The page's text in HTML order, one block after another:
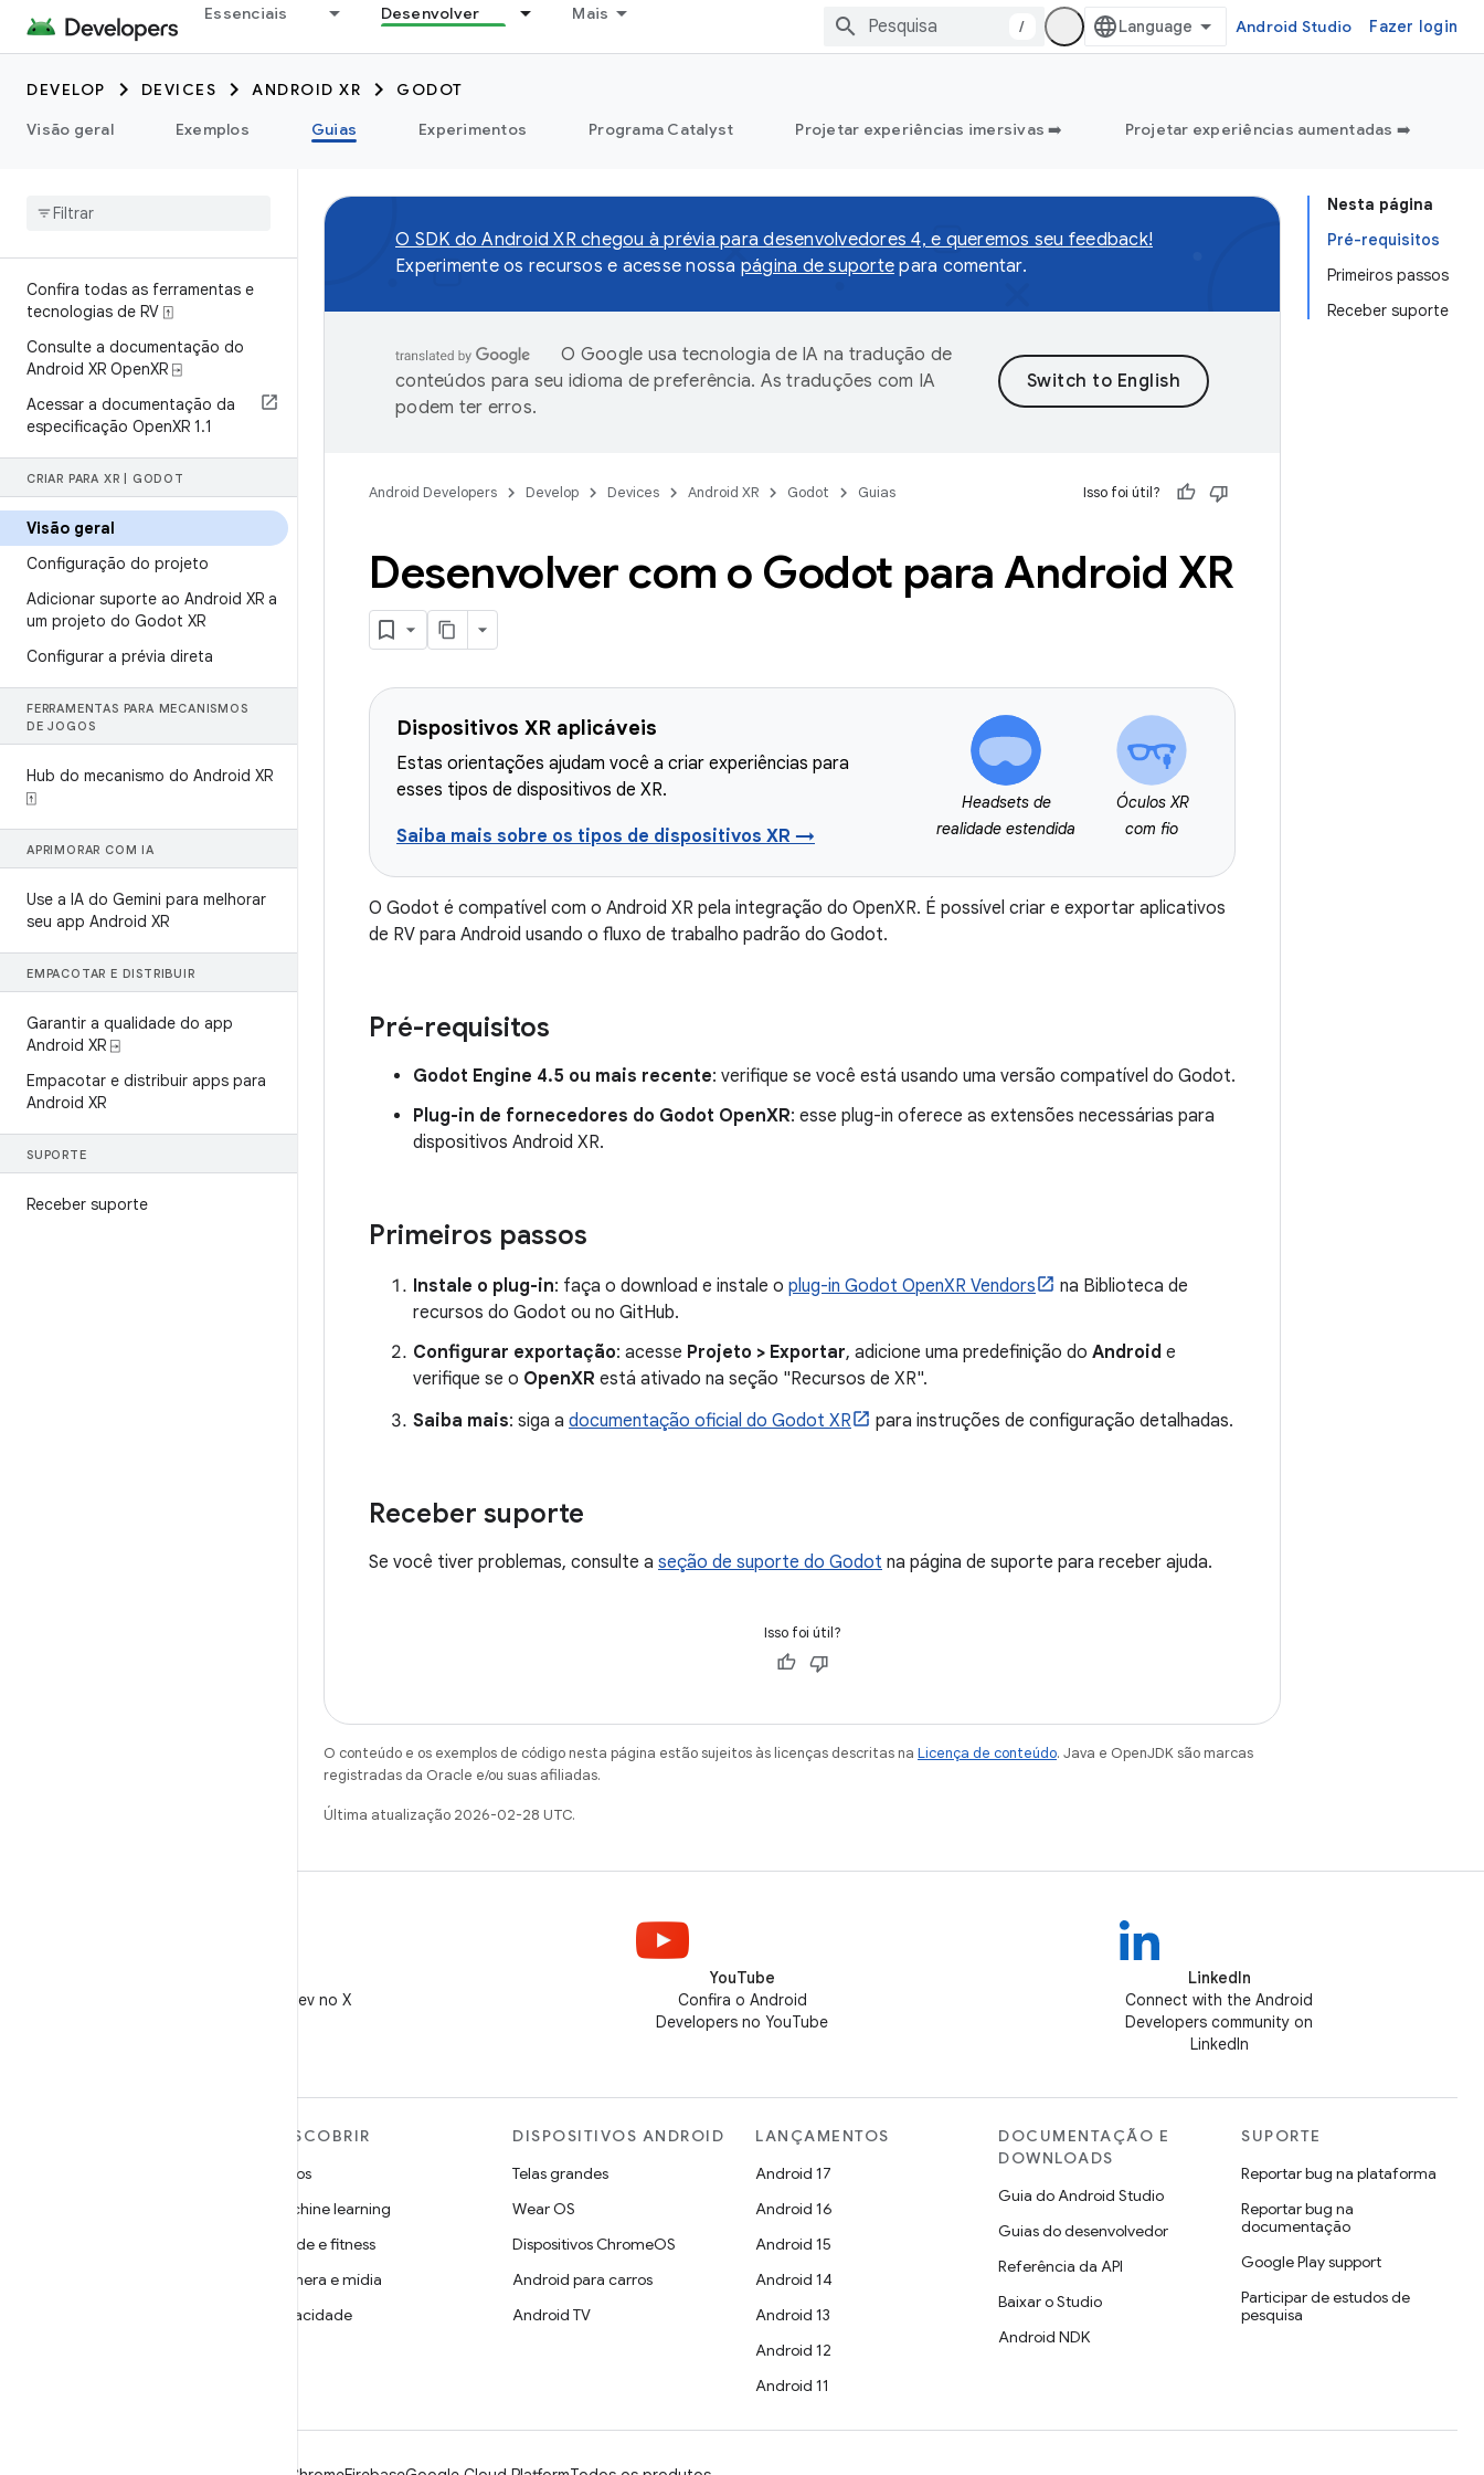
Essenciais Desenvolver Mais
/ Android Studio Fazer login
DEVELOP DEVICES ANDROID XR
GODOT
Visão geral
Exemplos Guias Experimentos Programa Catalyst Projetar experiências imersivas ➡️ Projetar experiências aumentadas ➡️
Confira todas as ferramentas e
tecnologias de RV ⍐
Consulte a documentação do
Android XR OpenXR ⍈
Acessar a documentação da
especificação OpenXR 1.1
CRIAR PARA XR GODOT
Visão geral
Configuração do projeto
Adicionar suporte ao Android XR a
um projeto do Godot XR
Configurar a prévia direta
FERRAMENTAS PARA MECANISMOS
DE JOGOS
Hub do mecanismo do Android XR
⍐
APRIMORAR COM IA
Use a IA do Gemini para melhorar
seu app Android XR
EMPACOTAR E DISTRIBUIR
Garantir a qualidade do app
Android XR ⍈
Empacotar e distribuir apps para
Android XR
SUPORTE
Receber suporte
Nesta página
Pré-requisitos
Primeiros passos
Receber suporte
O SDK do Android XR chegou à prévia para desenvolvedores 4, e queremos seu feedback!
Experimente os recursos e acesse nossa página de suporte para comentar.
O Google usa tecnologia de IA na tradução de
conteúdos para seu idioma de preferência. As traduções com IA
podem ter erros.
Android Developers Develop Devices Android XR Godot Guias Isso foi útil?
Desenvolver com o Godot para Android XR
Dispositivos XR aplicáveis
Estas orientações ajudam você a criar experiências para
esses tipos de dispositivos de XR.
Saiba mais sobre os tipos de dispositivos XR →
Headsets de
realidade estendida
Óculos XR
com fio
O Godot é compatível com o Android XR pela integração do OpenXR. É possível criar e exportar aplicativos
de RV para Android usando o fluxo de trabalho padrão do Godot.
Pré-requisitos
Godot Engine 4.5 ou mais recente: verifique se você está usando uma versão compatível do Godot.
Plug-in de fornecedores do Godot OpenXR: esse plug-in oferece as extensões necessárias para
dispositivos Android XR.
Primeiros passos
Instale o plug-in: faça o download e instale o plug-in Godot OpenXR Vendors
na Biblioteca de
recursos do Godot ou no GitHub.
Configurar exportação: acesse Projeto > Exportar, adicione uma predefinição do Android e
verifique se o OpenXR está ativado na seção "Recursos de XR".
Saiba mais: siga a documentação oficial do Godot XR para instruções de configuração detalhadas.
Receber suporte
Se você tiver problemas, consulte a seção de suporte do Godot na página de suporte para receber ajuda.
Isso foi útil?
O conteúdo e os exemplos de código nesta página estão sujeitos às licenças descritas na Licença de conteúdo. Java e OpenJDK são marcas
registradas da Oracle e/ou suas afiliadas.
Última atualização 2026-02-28 UTC.
Siga @AndroidDev no X
YouTube
Confira o Android
Developers no YouTube
LinkedIn
Connect with the Android
Developers community on
LinkedIn
DESCOBRIR
Jogos
Machine learning
Saúde e fitness
Câmera e mídia
Privacidade
DISPOSITIVOS ANDROID
Telas grandes
Wear OS
Dispositivos ChromeOS
Android para carros
Android TV
LANÇAMENTOS
Android 17
Android 16
Android 15
Android 14
Android 13
Android 12
Android 11
DOCUMENTAÇÃO E
DOWNLOADS
Guia do Android Studio
Guias do desenvolvedor
Referência da API
Baixar o Studio
Android NDK
SUPORTE
Reportar bug na plataforma
Reportar bug na
documentação
Google Play support
Participar de estudos de
pesquisa